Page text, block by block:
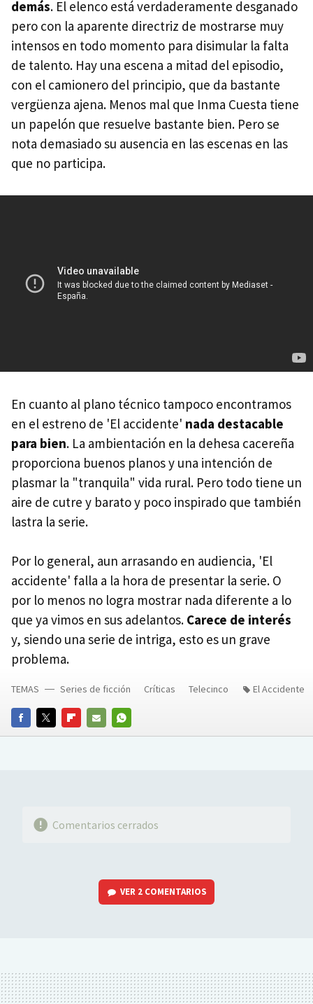
demás. El elenco está verdaderamente desganado
pero con la aparente directriz de mostrarse muy
intensos en todo momento para disimular la falta
de talento. Hay una escena a mitad del episodio,
con el camionero del principio, que da bastante
vergüenza ajena. Menos mal que Inma Cuesta tiene
un papelón que resuelve bastante bien. Pero se
nota demasiado su ausencia en las escenas en las
que no participa.
En cuanto al plano técnico tampoco encontramos
en el estreno de 'El accidente' nada destacable
para bien. La ambientación en la dehesa cacereña
proporciona buenos planos y una intención de
plasmar la "tranquila" vida rural. Pero todo tiene un
aire de cutre y barato y poco inspirado que también
lastra la serie.
Por lo general, aun arrasando en audiencia, 'El
accidente' falla a la hora de presentar la serie. O
por lo menos no logra mostrar nada diferente a lo
que ya vimos en sus adelantos. Carece de interés
y, siendo una serie de intriga, esto es un grave
problema.
FACEBOOKTWITTERFLIPBOARD
E-
WHATSAPP
TEMAS Series de ficción Críticas Telecinco El Accidente
Comentarios cerrados
VER 2 COMENTARIOS